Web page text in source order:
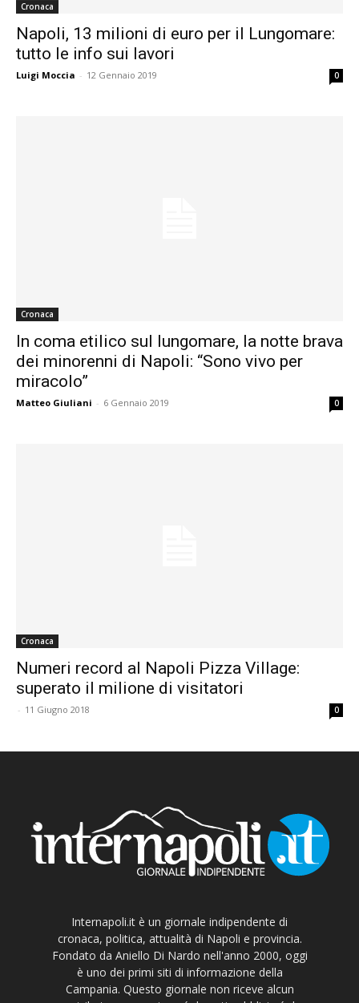
Cronaca
Napoli, 13 milioni di euro per il Lungomare:
tutto le info sui lavori
Luigi Moccia - 12 Gennaio 2019 0
Cronaca
In coma etilico sul lungomare, la notte brava
dei minorenni di Napoli: “Sono vivo per
miracolo”
Matteo Giuliani - 6 Gennaio 2019 0
Cronaca
Numeri record al Napoli Pizza Village:
superato il milione di visitatori
- 11 Giugno 2018 0
Internapoli.it è un giornale indipendente di
cronaca, politica, attualità di Napoli e provincia.
Fondato da Aniello Di Nardo nell'anno 2000, oggi
è uno dei primi siti di informazione della
Campania. Questo giornale non riceve alcun